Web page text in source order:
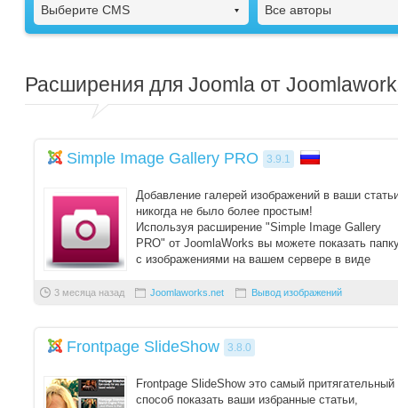
Выберите CMS Все авторы
Расширения для Joomla от
Simple Image Gallery PRO 3.9.1
Добавление галерей изображений в ваши
никогда не было более простым!
Используя расширение "Simple Image Gallery
PRO" от JoomlaWorks вы можете показать
с изображениями на вашем сервере в виде
3 месяца назад Joomlaworks.net Вывод изображений
Frontpage SlideShow 3.8.0
Frontpage SlideShow это самый притягательный
способ показать ваши избранные статьи,